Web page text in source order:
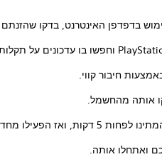
בדפדפן האינטרנט, בדקו
חיבור קווי.
אותה מהחשמל.
מחדש את הנתב\מודם שלכם.
ואתחלו אותה.